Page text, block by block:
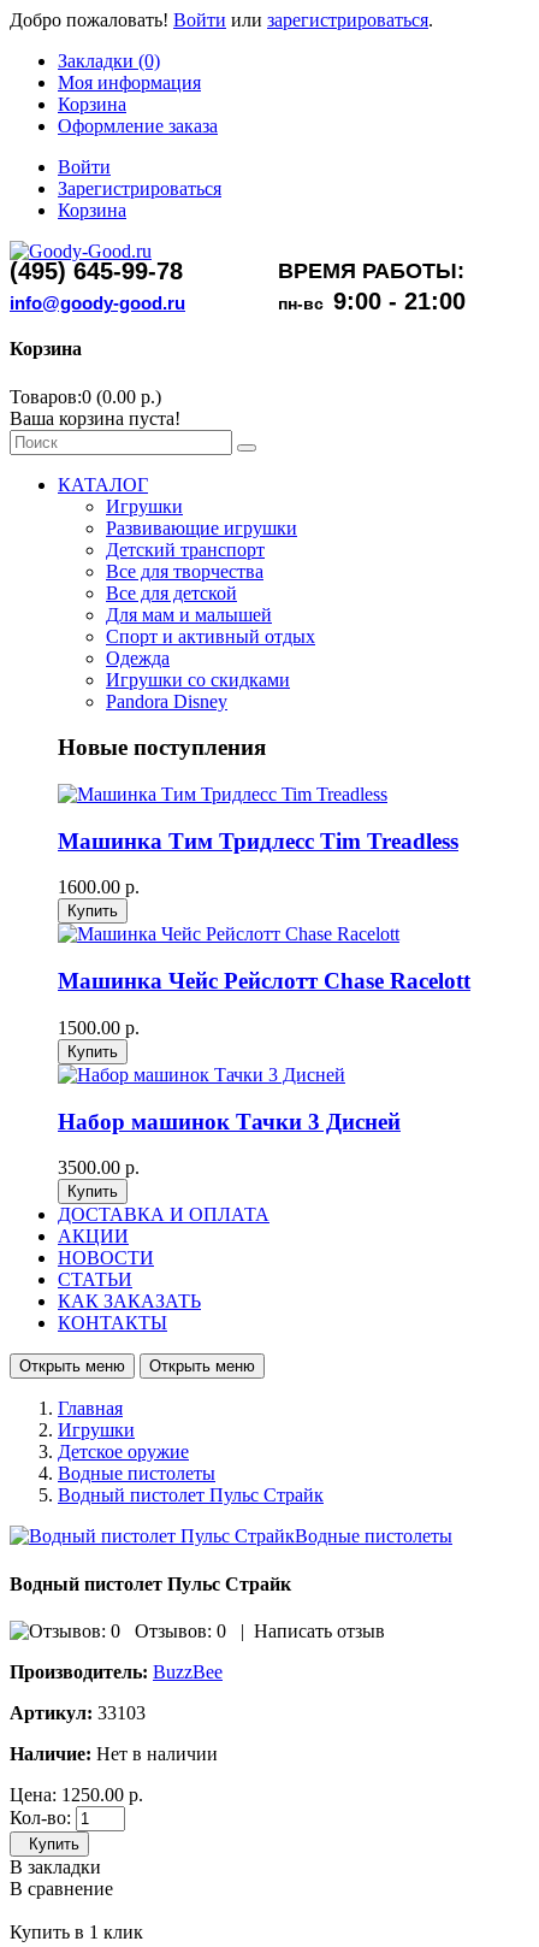
Добро пожаловать! Войти или зарегистрироваться.
Закладки (0)
Моя информация
Корзина
Оформление заказа
Войти
Зарегистрироваться
Корзина
(495) 645-99-78 ВРЕМЯ РАБОТЫ:
info@goody-good.ru пн-вс 9:00 - 21:00
Корзина
Товаров:0 (0.00 р.)
Ваша корзина пуста!
КАТАЛОГ
Игрушки
Развивающие игрушки
Детский транспорт
Все для творчества
Все для детской
Для мам и малышей
Спорт и активный отдых
Одежда
Игрушки со скидками
Pandora Disney
Новые поступления
Машинка Тим Тридлесс Tim Treadless
1600.00 р.
Машинка Чейс Рейслотт Chase Racelott
1500.00 р.
Набор машинок Тачки 3 Дисней
3500.00 р.
ДОСТАВКА И ОПЛАТА
АКЦИИ
НОВОСТИ
СТАТЬИ
КАК ЗАКАЗАТЬ
КОНТАКТЫ
Открыть меню Открыть меню
Главная
Игрушки
Детское оружие
Водные пистолеты
Водный пистолет Пульс Страйк
Водный пистолет Пульс Страйк
Отзывов: 0 | Написать отзыв
Производитель: BuzzBee
Артикул: 33103
Наличие: Нет в наличии
Цена: 1250.00 р.
Кол-во:
Купить
В закладки
В сравнение
Купить в 1 клик